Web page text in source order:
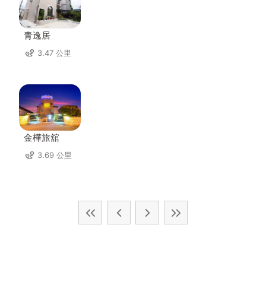
青逸居
3.47 公里
金樺旅舘
3.69 公里